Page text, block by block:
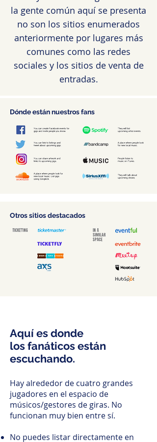
la gente común aquí se presenta
no son los sitios enumerados
anteriormente por lugares más
comunes como las redes
sociales y los sitios de venta de
entradas.
Dónde están nuestros fans
Otros sitios destacados
Aquí es donde
los fanáticos están
escuchando.
Hay alrededor de cuatro grandes
jugadores en el espacio de
músicos/gestores de giras. No
funcionan muy bien entre sí.
No puedes listar directamente en